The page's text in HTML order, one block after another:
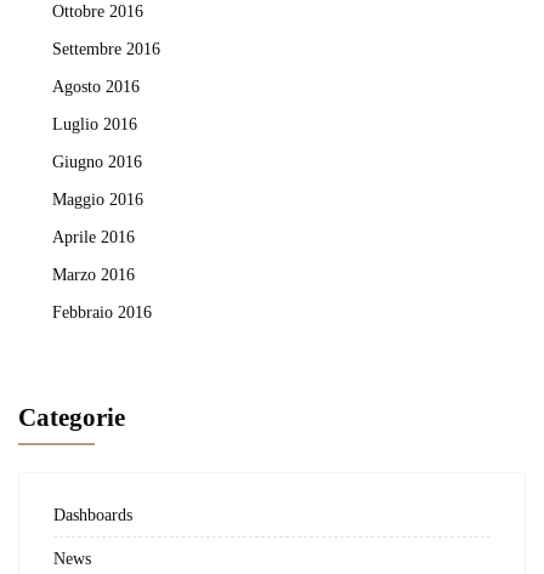
Ottobre 2016
Settembre 2016
Agosto 2016
Luglio 2016
Giugno 2016
Maggio 2016
Aprile 2016
Marzo 2016
Febbraio 2016
Categorie
Dashboards
News